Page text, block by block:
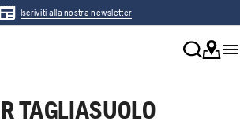
Iscriviti alla nostra newsletter
TAGLIASUOLO